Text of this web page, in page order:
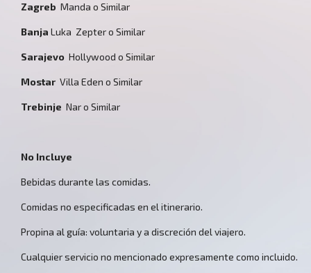
Zagreb ­ Manda o Similar
Banja Luka ­ Zepter o Similar
Sarajevo ­ Hollywood o Similar
Mostar ­ Villa Eden o Similar
Trebinje ­ Nar o Similar
No Incluye
Bebidas durante las comidas.
Comidas no especificadas en el itinerario.
Propina al guía: voluntaria y a discreción del viajero.
Cualquier servicio no mencionado expresamente como incluido.